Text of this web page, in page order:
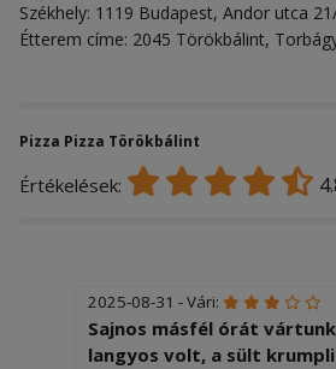
Székhely: 1119 Budapest, Andor utca
Étterem címe: 2045 Törökbálint,
Pizza Pizza Törökbálint
Értékelések:
2025-08-31 - Vári:
Sajnos másfél órát
langyos volt, a sült